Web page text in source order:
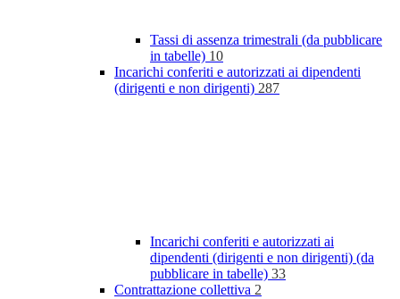
Tassi di assenza trimestrali (da pubblicare
in tabelle) 10
Incarichi conferiti e autorizzati ai dipendenti
(dirigenti e non dirigenti) 287
Incarichi conferiti e autorizzati ai
dipendenti (dirigenti e non dirigenti) (da
pubblicare in tabelle) 33
Contrattazione collettiva 2